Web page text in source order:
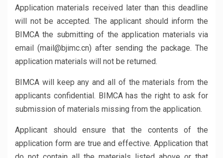
Application materials received later than this deadline
will not be accepted. The applicant should inform the
BIMCA the submitting of the application materials via
email (mail@bjimc.cn) after sending the package. The
application materials will not be returned.
BIMCA will keep any and all of the materials from the
applicants confidential. BIMCA has the right to ask for
submission of materials missing from the application.
Applicant should ensure that the contents of the
application form are true and effective. Application that